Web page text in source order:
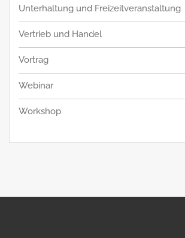
Unterhaltung und Freizeitveranstaltung
Vertrieb und Handel
Vortrag
Webinar
Workshop